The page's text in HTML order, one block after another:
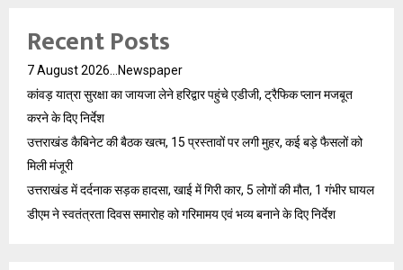
Recent Posts
7 August 2026…Newspaper
कांवड़ यात्रा सुरक्षा का जायजा लेने हरिद्वार पहुंचे एडीजी, ट्रैफिक प्लान मजबूत
करने के दिए निर्देश
उत्तराखंड कैबिनेट की बैठक खत्म, 15 प्रस्तावों पर लगी मुहर, कई बड़े फैसलों को
मिली मंजूरी
उत्तराखंड में दर्दनाक सड़क हादसा, खाई में गिरी कार, 5 लोगों की मौत, 1 गंभीर घायल
डीएम ने स्वतंत्रता दिवस समारोह को गरिमामय एवं भव्य बनाने के दिए निर्देश